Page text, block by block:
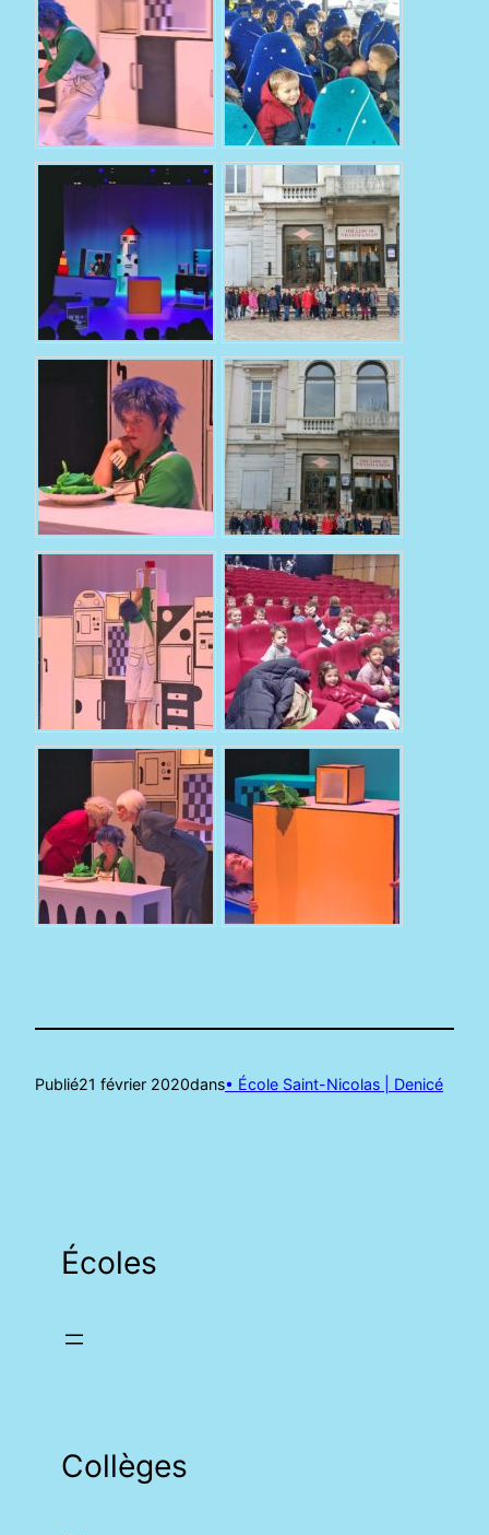
Publié21 février 2020dans• École Saint-Nicolas | Denicé
Écoles
Collèges